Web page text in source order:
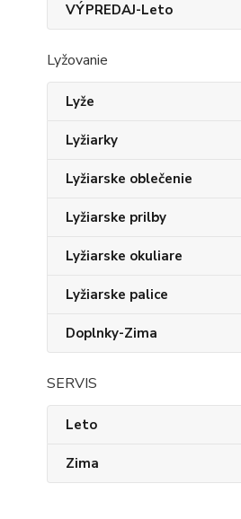
VÝPREDAJ-Leto
Lyžovanie
Lyže
Lyžiarky
Lyžiarske oblečenie
Lyžiarske prilby
Lyžiarske okuliare
Lyžiarske palice
Doplnky-Zima
SERVIS
Leto
Zima